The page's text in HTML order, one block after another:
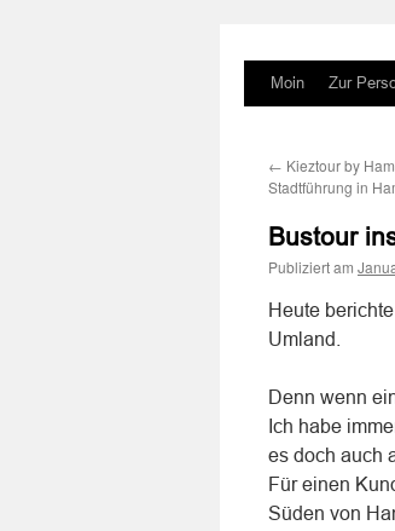
Zum
springen
Moin Zur
← Kieztour by
Stadtführung in
Bustour
Publiziert am
Heute berichte
Umland.
Denn wenn
Ich habe
es doch auch
Für einen
Süden von